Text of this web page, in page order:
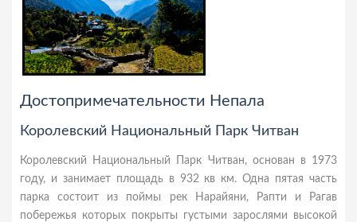
Достопримечательности Непала
Королевский Национальный Парк Читван
Королевский Национальный Парк Читван, основан в 1973
году, и занимает площадь в 932 кв км. Одна пятая часть
парка состоит из поймы рек Нарайяни, Рапти и Рагав
побережья которых покрыты густыми зарослями высокой